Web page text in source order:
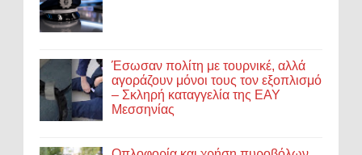
Έσωσαν πολίτη με τουρνικέ, αλλά
αγοράζουν μόνοι τους τον εξοπλισμό
– Σκληρή καταγγελία της ΕΑΥ
Μεσσηνίας